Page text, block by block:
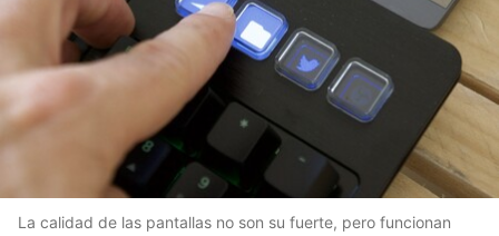
La calidad de las pantallas no son su fuerte, pero funcionan